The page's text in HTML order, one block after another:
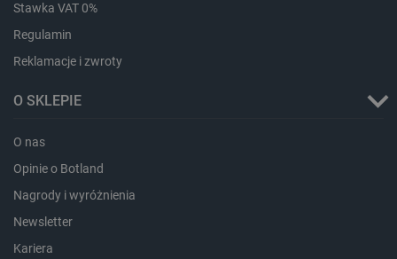
Stawka VAT 0%
Regulamin
Reklamacje i zwroty
O SKLEPIE
O nas
Opinie o Botland
Nagrody i wyróżnienia
Newsletter
Kariera